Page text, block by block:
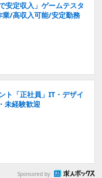
安定収入」ゲームテスタ
/高収入可能/安定勤務
ト「正社員」IT・デザイ
未経験歓迎
Sponsored by